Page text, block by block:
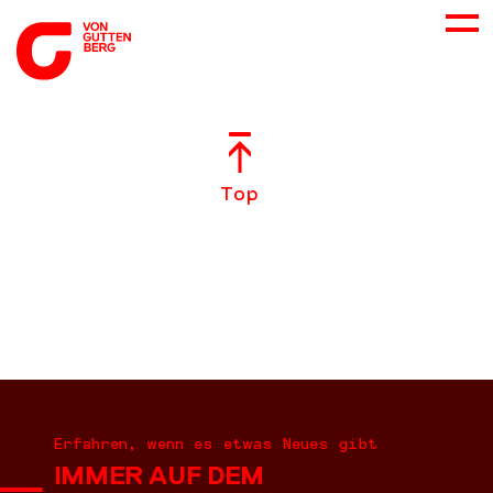
Top
Erfahren, wenn es etwas Neues gibt
IMMER AUF DEM